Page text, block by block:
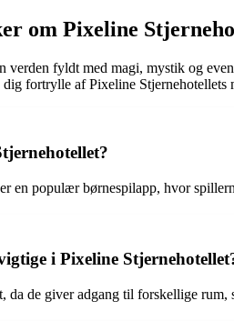
om Pixeline
verden fyldt med magi, mystik og
dig fortrylle af Pixeline Stjernehotellets
en populær børnespilapp, hvor
i Pixeline
da de giver adgang til forskellige